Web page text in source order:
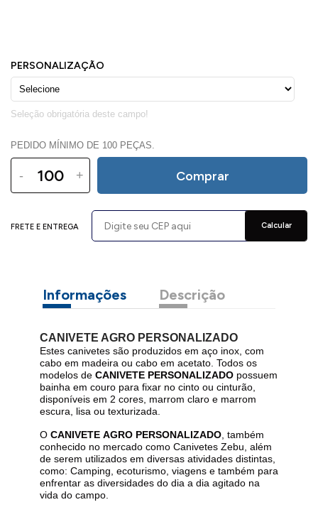
PEDIDO MÍNIMO DE 100 PEÇAS.
- + Comprar
FRETE E ENTREGA Calcular
Informações Descrição
CANIVETE AGRO PERSONALIZADO
Estes canivetes são produzidos em aço inox, com
cabo em madeira ou cabo em acetato. Todos os
modelos de CANIVETE PERSONALIZADOpossuem
bainha em couro para fixar no cinto ou cinturão,
disponíveis em 2 cores, marrom claro e marrom
escura, lisa ou texturizada.
O CANIVETE AGRO PERSONALIZADO, também
conhecido no mercado como Canivetes Zebu, além
de serem utilizados em diversas atividades distintas,
como: Camping, ecoturismo, viagens e também para
enfrentar as diversidades do dia a dia agitado na
vida do campo.